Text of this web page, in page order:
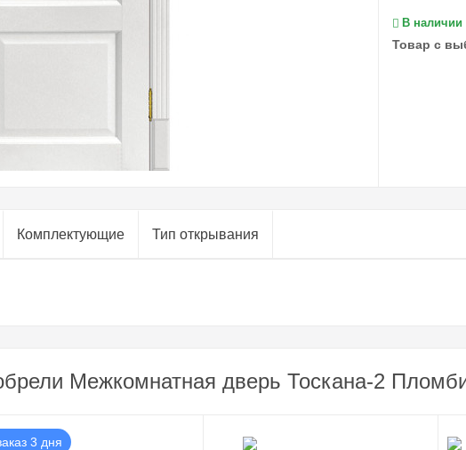
В наличии
Товар с
Комплектующие Тип открывания
Межкомнатная дверь Тоскана-2
3 дня